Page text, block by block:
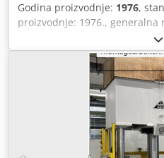
Godina proizvodnje: 1976,
proizvodnje: 1976., generalna
Rhspfx Aptef Maksimalna sila
sila izbacivanja: 400 kN,
pritiska: 400 kN, Maksimalna
Hod gornjeg udarca: 120 mm,
mm, Broj hodova: 7-32 1/min,
180 mm, Maksimalni hod
izbacivanja: 90 mm,
Pneumatska napetost gornjeg